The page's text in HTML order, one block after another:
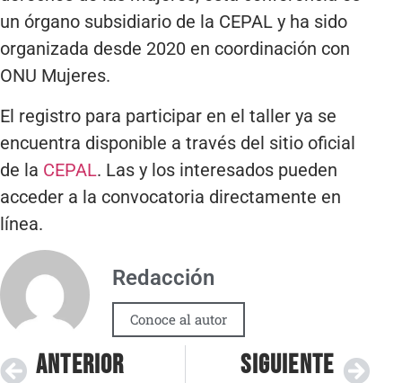
un órgano subsidiario de la CEPAL y ha sido
organizada desde 2020 en coordinación con
ONU Mujeres.
El registro para participar en el taller ya se
encuentra disponible a través del sitio oficial
de la CEPAL. Las y los interesados pueden
acceder a la convocatoria directamente en
línea.
Redacción
Conoce al autor
ANTERIOR SIGUIENTE